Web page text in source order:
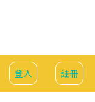
登入 註冊
會員中心